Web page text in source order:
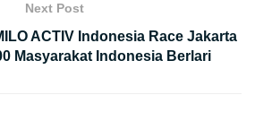
Next Post
ACTIV Indonesia Race Jakarta
Masyarakat Indonesia Berlari